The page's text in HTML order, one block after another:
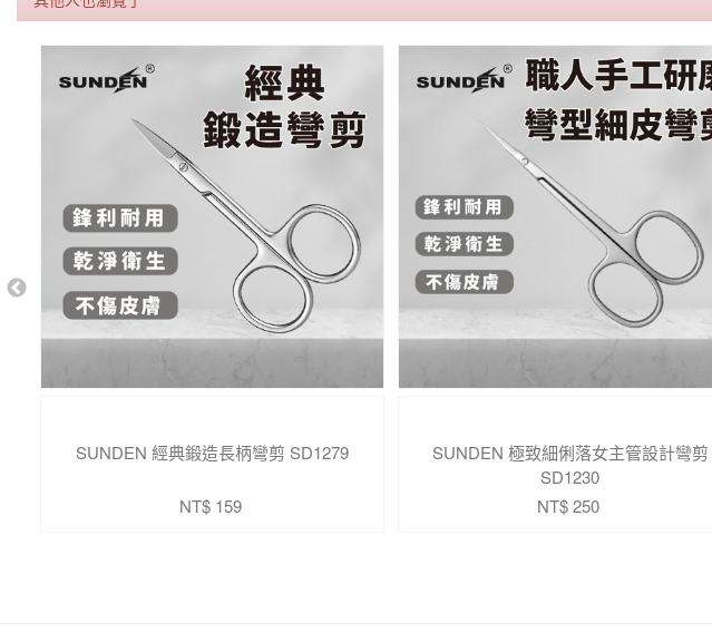
SUNDEN 經典鍛造長柄彎剪 SD1279
NT$ 159
SUNDEN 極致細俐落女主管設計彎剪
SD1230
NT$ 250